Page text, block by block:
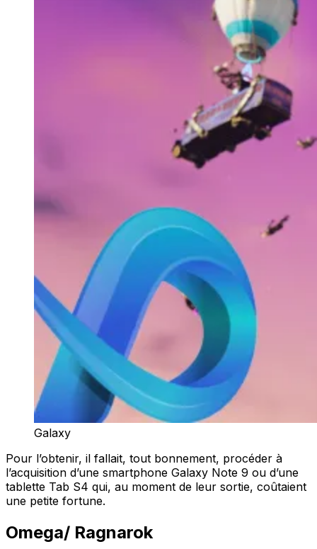
Galaxy
Pour l’obtenir, il fallait, tout bonnement, procéder à
l’acquisition d’une smartphone Galaxy Note 9 ou d’une
tablette Tab S4 qui, au moment de leur sortie, coûtaient
une petite fortune.
Omega/ Ragnarok